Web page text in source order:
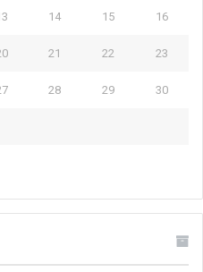
14 15 16
21 22 23
28 29 30